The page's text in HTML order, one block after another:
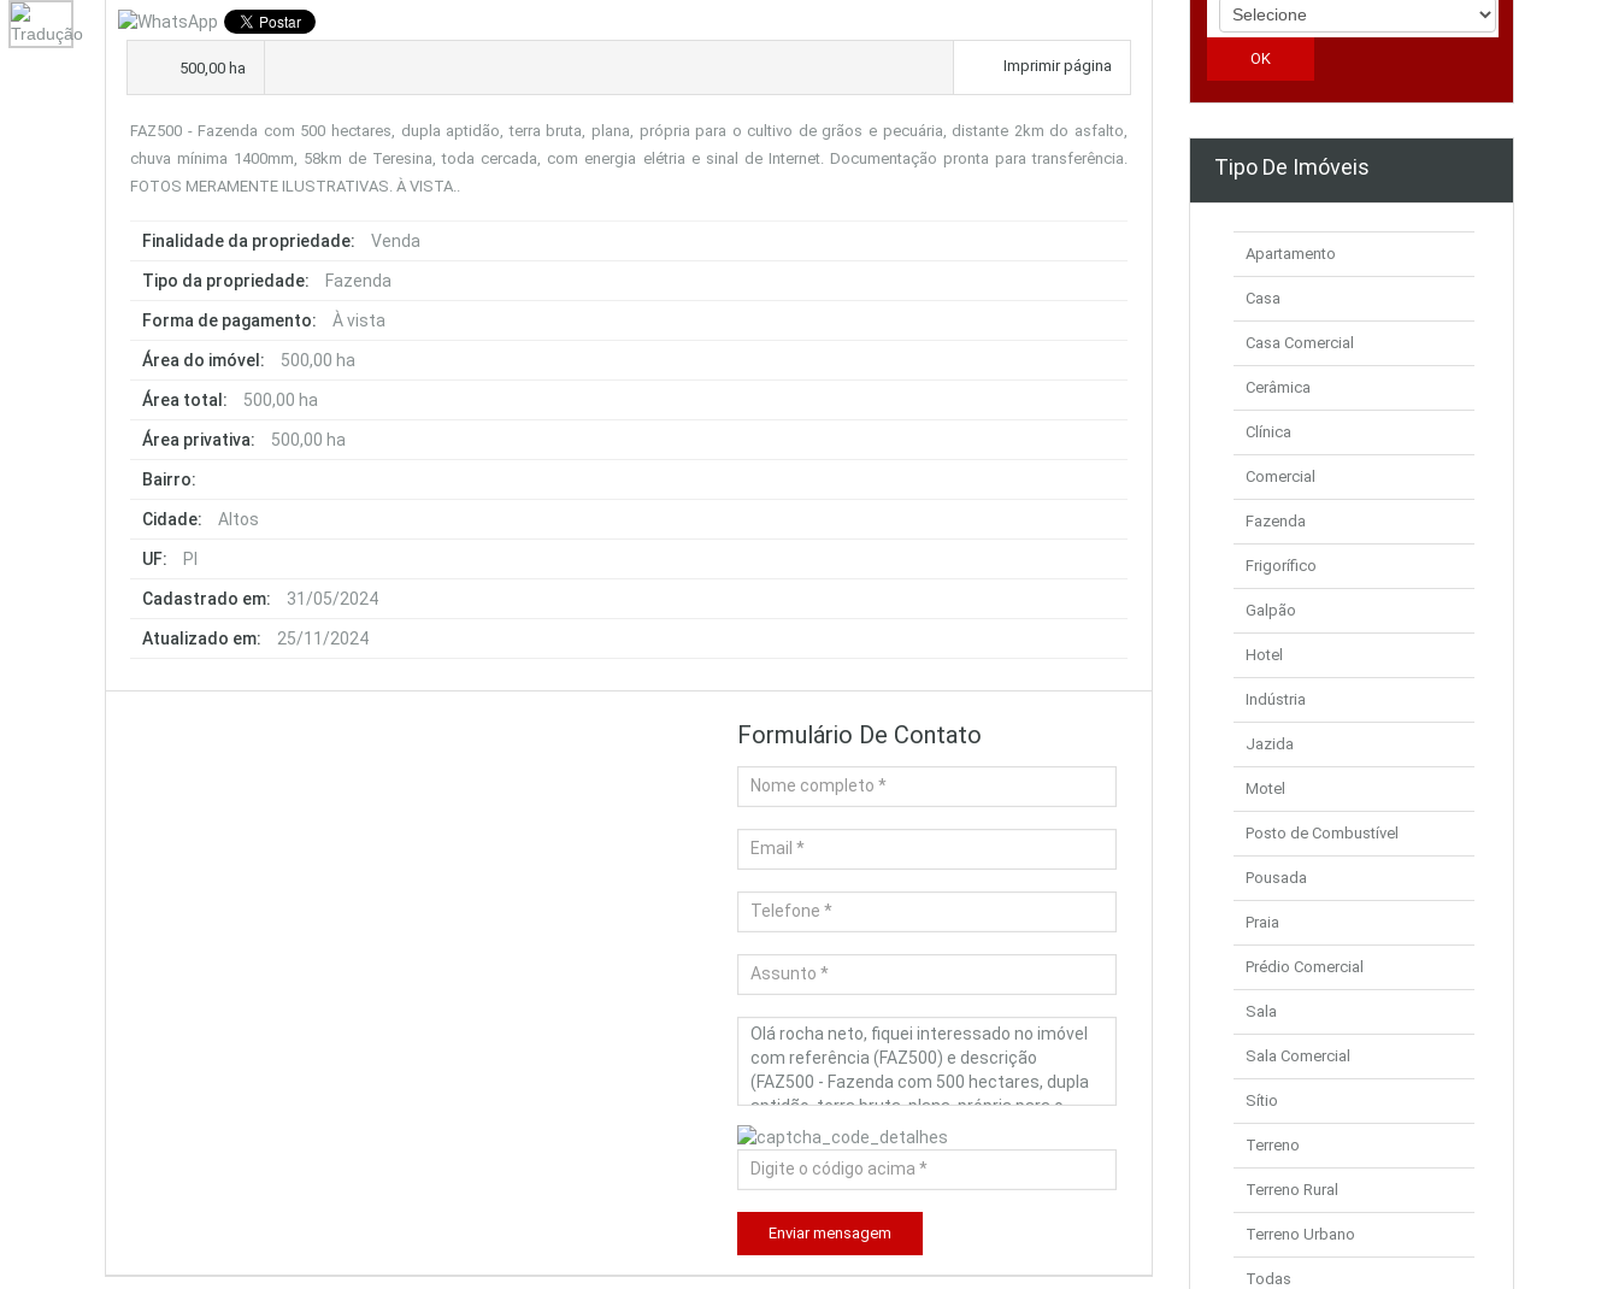
500,00 ha Imprimir página
FAZ500 - Fazenda com 500 hectares, dupla aptidão, terra bruta, plana, própria para o cultivo de grãos e pecuária, distante 2km do asfalto,
chuva mínima 1400mm, 58km de Teresina, toda cercada, com energia elétria e sinal de Internet. Documentação pronta para transferência.
FOTOS MERAMENTE ILUSTRATIVAS. À VISTA..
Finalidade da propriedade: Venda
Tipo da propriedade: Fazenda
Forma de pagamento: À vista
Área do imóvel: 500,00 ha
Área total: 500,00 ha
Área privativa: 500,00 ha
Bairro:
Cidade: Altos
UF: PI
Cadastrado em: 31/05/2024
Atualizado em: 25/11/2024
Formulário De Contato
Enviar mensagem
Tipo De Imóveis
Apartamento
Casa
Casa Comercial
Cerâmica
Clínica
Comercial
Fazenda
Frigorífico
Galpão
Hotel
Indústria
Jazida
Motel
Posto de Combustível
Pousada
Praia
Prédio Comercial
Sala
Sala Comercial
Sítio
Terreno
Terreno Rural
Terreno Urbano
Todas